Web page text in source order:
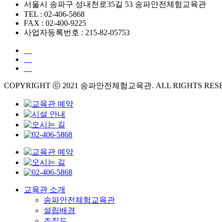
서울시 송파구 성내천로35길 53 송파안전체험교육관
TEL : 02-406-5868
FAX : 02-400-9225
사업자등록번호 : 215-82-05753
COPYRIGHT ⓒ 2021 송파안전체험교육관. ALL RIGHTS
교육관 소개
송파안전체험교육관
설립배경